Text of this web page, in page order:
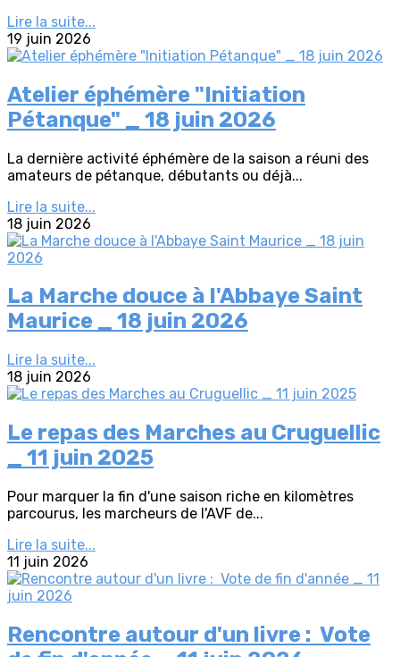
Lire la suite...
19 juin 2026
Atelier éphémère "Initiation
Pétanque" _ 18 juin 2026
La dernière activité éphémère de la saison a réuni des
amateurs de pétanque, débutants ou déjà...
Lire la suite...
18 juin 2026
La Marche douce à l'Abbaye Saint
Maurice _ 18 juin 2026
Lire la suite...
18 juin 2026
Le repas des Marches au Cruguellic
_ 11 juin 2025
Pour marquer la fin d'une saison riche en kilomètres
parcourus, les marcheurs de l'AVF de...
Lire la suite...
11 juin 2026
Rencontre autour d'un livre : Vote